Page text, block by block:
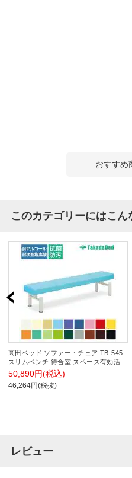
おすすめ
このカテゴリーにはこ
高田ベッド ソファー・チェア TB-545
スリムベンチ 待合室 スペース有効活
用/省スペース コンパクト座幅 サイズ/
カラー(18色)選択可
50,890円(税込)
46,264円(税抜)
レビュー